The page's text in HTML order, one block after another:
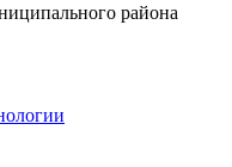
района